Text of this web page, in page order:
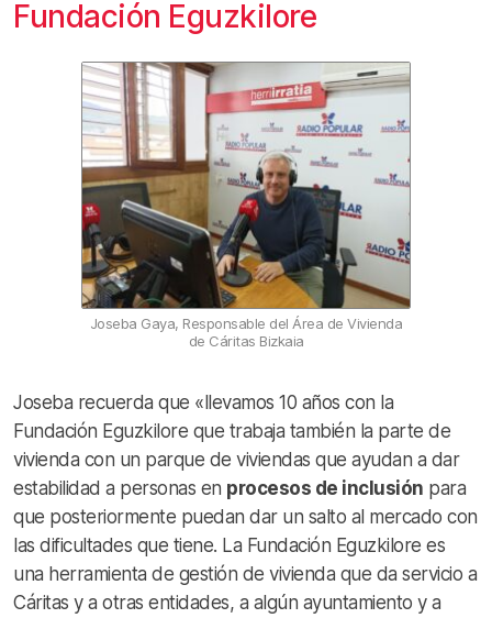
Fundación Eguzkilore
Joseba Gaya, Responsable del Área de Vivienda
de Cáritas Bizkaia
Joseba recuerda que «llevamos 10 años con la
Fundación Eguzkilore que trabaja también la parte de
vivienda con un parque de viviendas que ayudan a dar
estabilidad a personas en procesos de inclusión para
que posteriormente puedan dar un salto al mercado con
las dificultades que tiene. La Fundación Eguzkilore es
una herramienta de gestión de vivienda que da servicio a
Cáritas y a otras entidades, a algún ayuntamiento y a